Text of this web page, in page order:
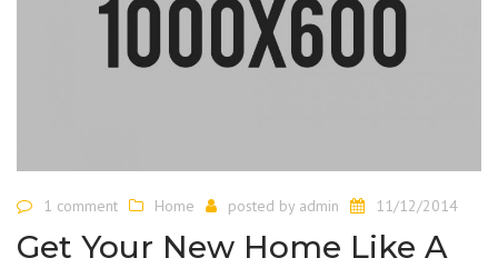
1 comment Home posted by admin 11/12/2014
Get Your New Home Like A